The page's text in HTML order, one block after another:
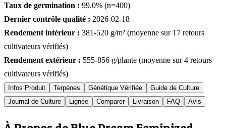
Taux de germination : 99.0% (n=400)
Dernier contrôle qualité : 2026-02-18
Rendement intérieur : 381-520 g/m² (moyenne sur 17 retours
cultivateurs vérifiés)
Rendement extérieur : 555-856 g/plante (moyenne sur4 retours
cultivateurs vérifiés)
Infos Produit Terpènes Génétique Vérifiée
Guide de Culture
Journal de Culture
Lignée Comparer Livraison FAQ Avis